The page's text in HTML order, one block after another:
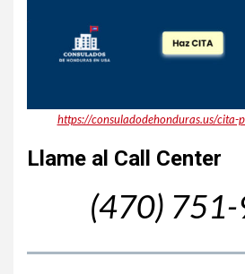
https://consuladodehonduras.us/cita-
Llame al Call Center
(470)